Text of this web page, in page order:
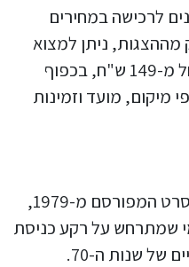
לרכישה במחירים
ש"ח. בחלק מההצגות, ניתן למצוא
מושבים מוזלים במחיר של החל מ-149 ש"ח, בכפוף
מיקום, מועד וזמינות
המחזמר שלאגר מבוסס על הסרט המפורסם מ-1979,
שמתרחש על רקע כניסת
של שנות ה-70.